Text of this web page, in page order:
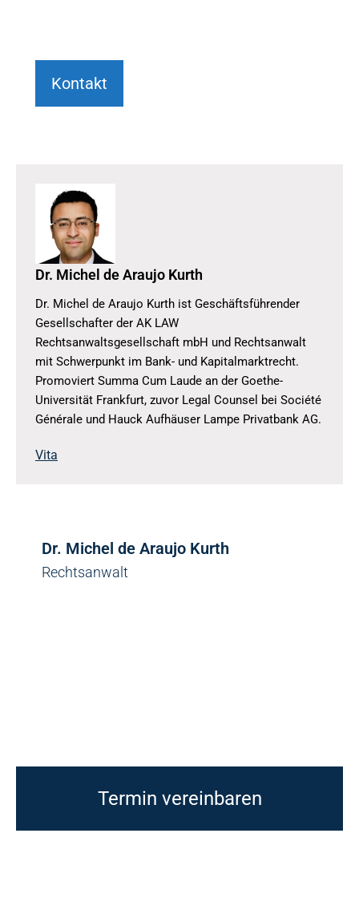
Kontakt
Dr. Michel de Araujo Kurth
Dr. Michel de Araujo Kurth ist Geschäftsführender
Gesellschafter der AK LAW
Rechtsanwaltsgesellschaft mbH und Rechtsanwalt
mit Schwerpunkt im Bank- und Kapitalmarktrecht.
Promoviert Summa Cum Laude an der Goethe-
Universität Frankfurt, zuvor Legal Counsel bei Société
Générale und Hauck Aufhäuser Lampe Privatbank AG.
Vita
Dr. Michel de Araujo Kurth
Rechtsanwalt
Termin vereinbaren